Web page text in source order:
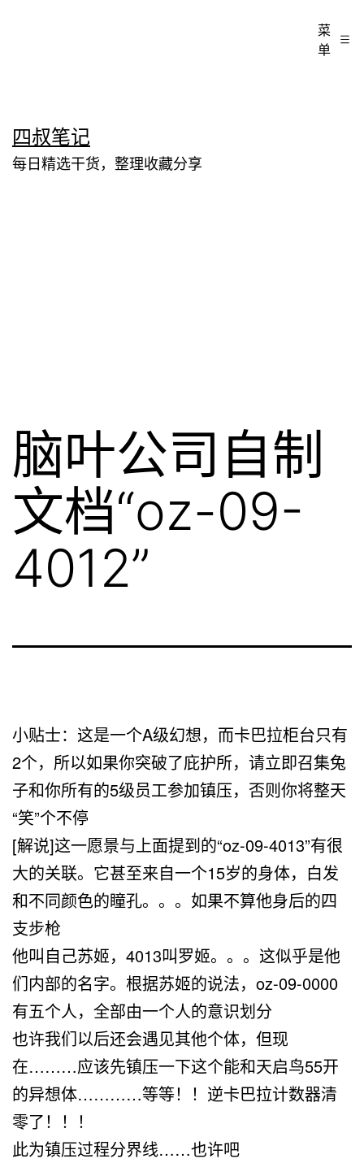
至
内
四叔笔记
每日精选干货，整理收藏分享
菜
单
脑叶公司自制
文档“oz-09-
4012”
小贴士：这是一个A级幻想，而卡巴拉柜台只有
2个，所以如果你突破了庇护所，请立即召集兔
子和你所有的5级员工参加镇压，否则你将整天
“笑”个不停
[解说]这一愿景与上面提到的“oz-09-4013”有很
大的关联。它甚至来自一个15岁的身体，白发
和不同颜色的瞳孔。。。如果不算他身后的四
支步枪
他叫自己苏姬，4013叫罗姬。。。这似乎是他
们内部的名字。根据苏姬的说法，oz-09-0000
有五个人，全部由一个人的意识划分
也许我们以后还会遇见其他个体，但现
在………应该先镇压一下这个能和天启鸟55开
的异想体…………等等！！逆卡巴拉计数器清
零了！！！
此为镇压过程分界线……也许吧